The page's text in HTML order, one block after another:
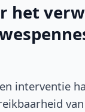
het
interventie